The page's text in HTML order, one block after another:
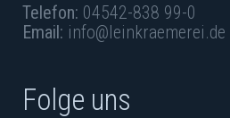
Telefon: 04542-838 99-0
Email: info@leinkraemerei.de
Folge uns